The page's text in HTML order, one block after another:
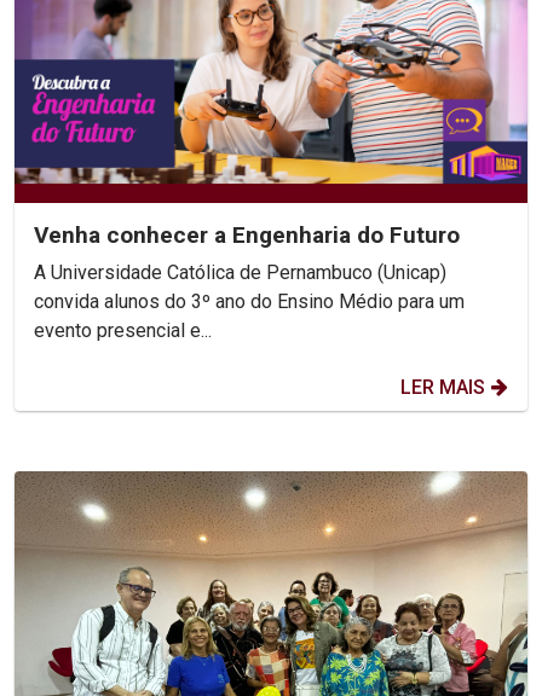
Venha conhecer a Engenharia do Futuro
A Universidade Católica de Pernambuco (Unicap)
convida alunos do 3º ano do Ensino Médio para um
evento presencial e...
LER MAIS